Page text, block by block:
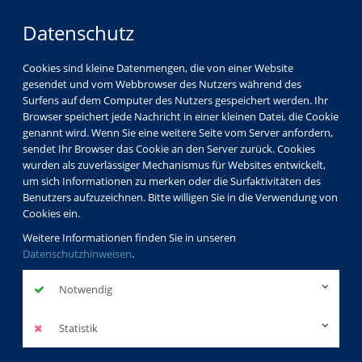
Datenschutz
Cookies sind kleine Datenmengen, die von einer Website
gesendet und vom Webbrowser des Nutzers während des
Surfens auf dem Computer des Nutzers gespeichert werden. Ihr
Browser speichert jede Nachricht in einer kleinen Datei, die Cookie
genannt wird. Wenn Sie eine weitere Seite vom Server anfordern,
sendet Ihr Browser das Cookie an den Server zurück. Cookies
wurden als zuverlässiger Mechanismus für Websites entwickelt,
um sich Informationen zu merken oder die Surfaktivitäten des
Benutzers aufzuzeichnen. Bitte willigen Sie in die Verwendung von
Cookies ein.
Weitere Informationen finden Sie in unseren
Datenschutzhinweisen.
Notwendig
Statistik